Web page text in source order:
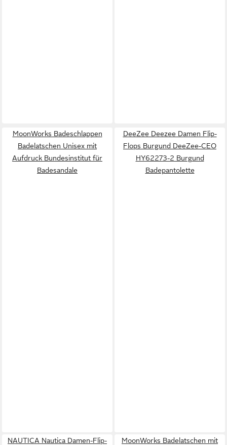
MoonWorks Badeschlappen
Badelatschen Unisex mit
Aufdruck Bundesinstitut für
Badesandale
DeeZee Deezee Damen Flip-
Flops Burgund DeeZee-CEO
HY62273-2 Burgund
Badepantolette
NAUTICA Nautica Damen-Flip-
MoonWorks Badelatschen mit